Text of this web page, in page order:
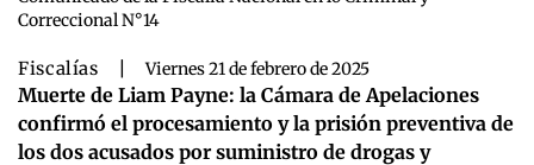
Correccional N°14
Fiscalías Viernes 21 de febrero de 2025
Muerte de Liam Payne: la Cámara de Apelaciones
confirmó el procesamiento y la prisión preventiva de
los dos acusados por suministro de drogas y